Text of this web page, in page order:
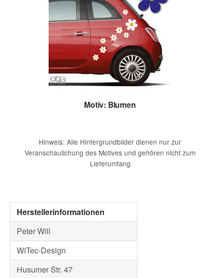
Motiv: Blumen
Hinweis: Alle Hintergrundbilder dienen nur zur
Veranschaulichung des Motives und gehören nicht zum
Lieferumfang
Herstellerinformationen
Peter Will
WiTec-Design
Husumer Str. 47